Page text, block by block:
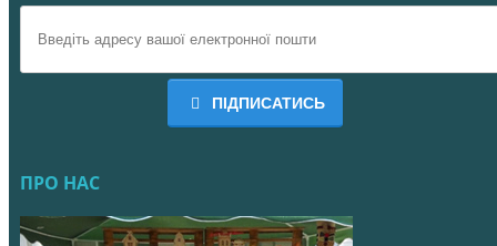
ПІДПИСАТИСЬ
ПРО НАС